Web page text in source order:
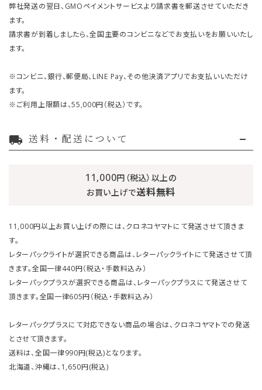
弊社発送の翌日、GMOペイメントサービスより請求書を郵送させていただき
ます。
請求書が到着しましたら、全国主要のコンビニなどでお支払いをお願いいたし
ます。
※コンビニ、銀行、郵便局、LINE Pay、その他決済アプリでお支払いいただけ
ます。
※ご利用上限額は、55,000円（税込）です。
local_shipping 送料・配送について
11,000円（税込）以上の
お買い上げで送料無料
11,000円以上お買い上げの際には、クロネコヤマトにて発送させて頂きま
す。
レターパックライトが選択できる商品は、レターパックライトにて発送させて頂
きます。全国一律440円（税込・手数料込み）
レターパックプラスが選択できる商品は、レターパックプラスにて発送させて
頂きます。全国一律605円（税込・手数料込み）
レターパックプラスにて対応できない商品の場合は、クロネコヤマトでの発送
とさせて頂きます。
送料は、全国一律990円(税込)となります。
北海道、沖縄は、1,650円(税込)